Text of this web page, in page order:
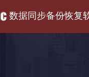
数据同步备份恢复